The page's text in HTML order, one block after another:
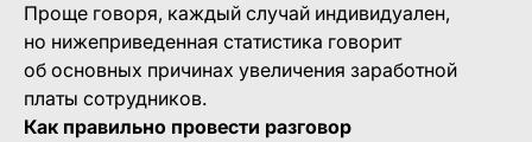
Проще говоря, каждый случай индивидуален,
но нижеприведенная статистика говорит
об основных причинах увеличения заработной
платы сотрудников.
Как правильно провести разговор